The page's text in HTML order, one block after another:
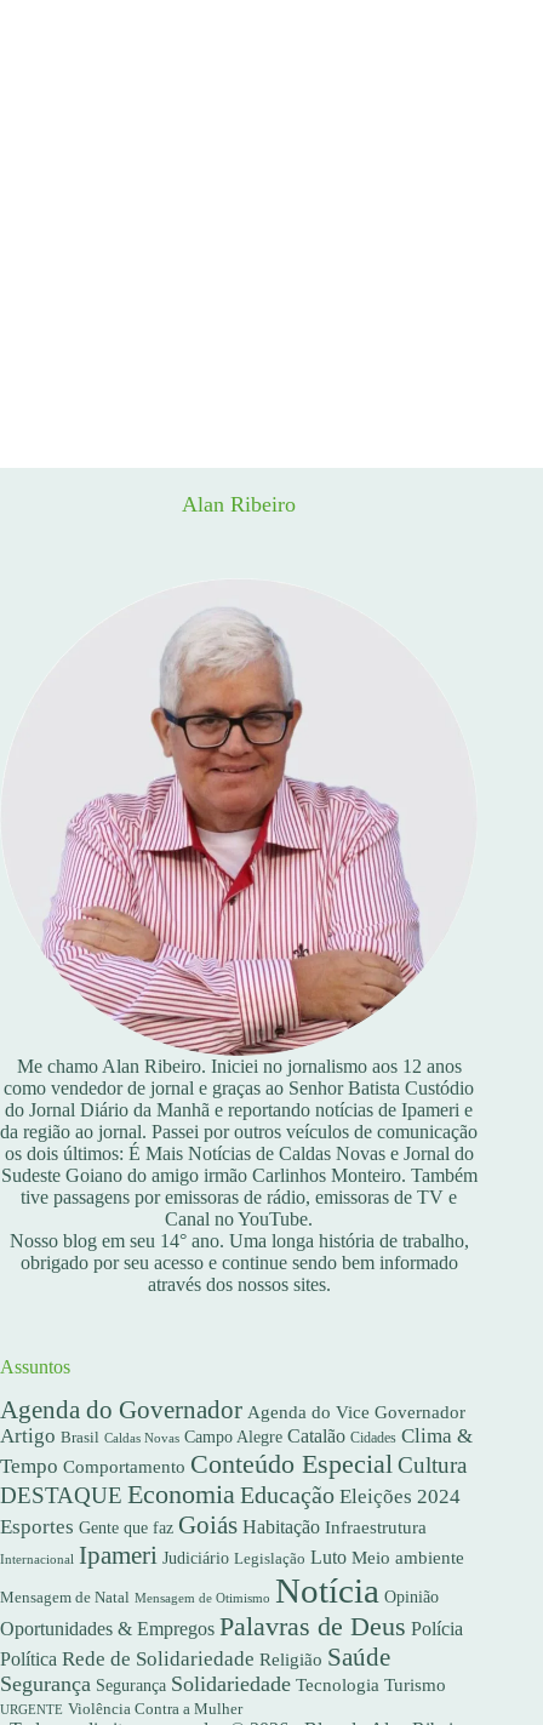
Alan Ribeiro
Me chamo Alan Ribeiro. Iniciei no jornalismo aos 12 anos
como vendedor de jornal e graças ao Senhor Batista Custódio
do Jornal Diário da Manhã e reportando notícias de Ipameri e
da região ao jornal. Passei por outros veículos de comunicação
os dois últimos: É Mais Notícias de Caldas Novas e Jornal do
Sudeste Goiano do amigo irmão Carlinhos Monteiro. Também
tive passagens por emissoras de rádio, emissoras de TV e
Canal no YouTube.
Nosso blog em seu 14° ano. Uma longa história de trabalho,
obrigado por seu acesso e continue sendo bem informado
através dos nossos sites.
Assuntos
Agenda do Governador Agenda do Vice Governador
Artigo Brasil Caldas Novas Campo Alegre Catalão Cidades Clima &
Tempo Comportamento Conteúdo EspecialCultura
DESTAQUE EconomiaEducação Eleições 2024
Esportes Gente que faz Goiás Habitação Infraestrutura
Internacional Ipameri Judiciário Legislação Luto Meio ambiente
Mensagem de Natal Mensagem de Otimismo Notícia Opinião
Oportunidades & Empregos Palavras de Deus Polícia
Política Rede de Solidariedade Religião Saúde
Segurança Segurança Solidariedade Tecnologia Turismo
URGENTE Violência Contra a Mulher